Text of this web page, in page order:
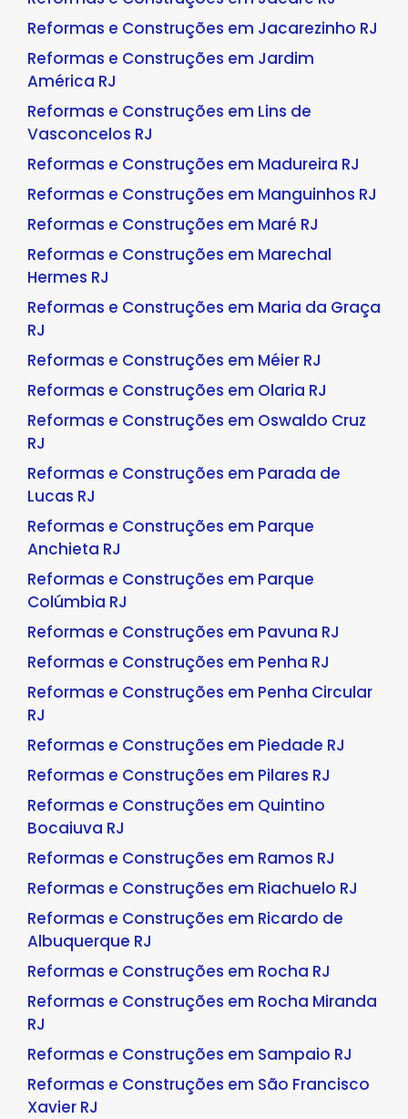
Reformas e Construções em Jacarezinho RJ
Reformas e Construções em Jardim
América RJ
Reformas e Construções em Lins de
Vasconcelos RJ
Reformas e Construções em Madureira RJ
Reformas e Construções em Manguinhos RJ
Reformas e Construções em Maré RJ
Reformas e Construções em Marechal
Hermes RJ
Reformas e Construções em Maria da Graça
RJ
Reformas e Construções em Méier RJ
Reformas e Construções em Olaria RJ
Reformas e Construções em Oswaldo Cruz
RJ
Reformas e Construções em Parada de
Lucas RJ
Reformas e Construções em Parque
Anchieta RJ
Reformas e Construções em Parque
Colúmbia RJ
Reformas e Construções em Pavuna RJ
Reformas e Construções em Penha RJ
Reformas e Construções em Penha Circular
RJ
Reformas e Construções em Piedade RJ
Reformas e Construções em Pilares RJ
Reformas e Construções em Quintino
Bocaiuva RJ
Reformas e Construções em Ramos RJ
Reformas e Construções em Riachuelo RJ
Reformas e Construções em Ricardo de
Albuquerque RJ
Reformas e Construções em Rocha RJ
Reformas e Construções em Rocha Miranda
RJ
Reformas e Construções em Sampaio RJ
Reformas e Construções em São Francisco
Xavier RJ